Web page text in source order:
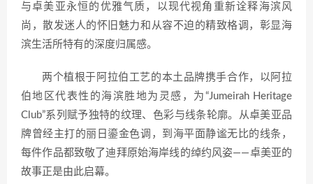
与卓美亚永恒的优雅气质，以现代视角重新诠释海滨风
尚，散发迷人的怀旧魅力和从容不迫的精致格调，彰显海
滨生活所特有的深度归属感。
两个植根于阿拉伯工艺的本土品牌携手合作，以阿拉
伯地区代表性的海滨胜地为灵感，为“Jumeirah Heritage
Club”系列赋予独特的纹理、色彩与线条轮廓。从卓美亚品
牌曾经主打的丽日鎏金色调，到海平面静谧无比的线条，
每件作品都致敬了迪拜原始海岸线的绰约风姿——卓美亚的
故事正是由此启幕。